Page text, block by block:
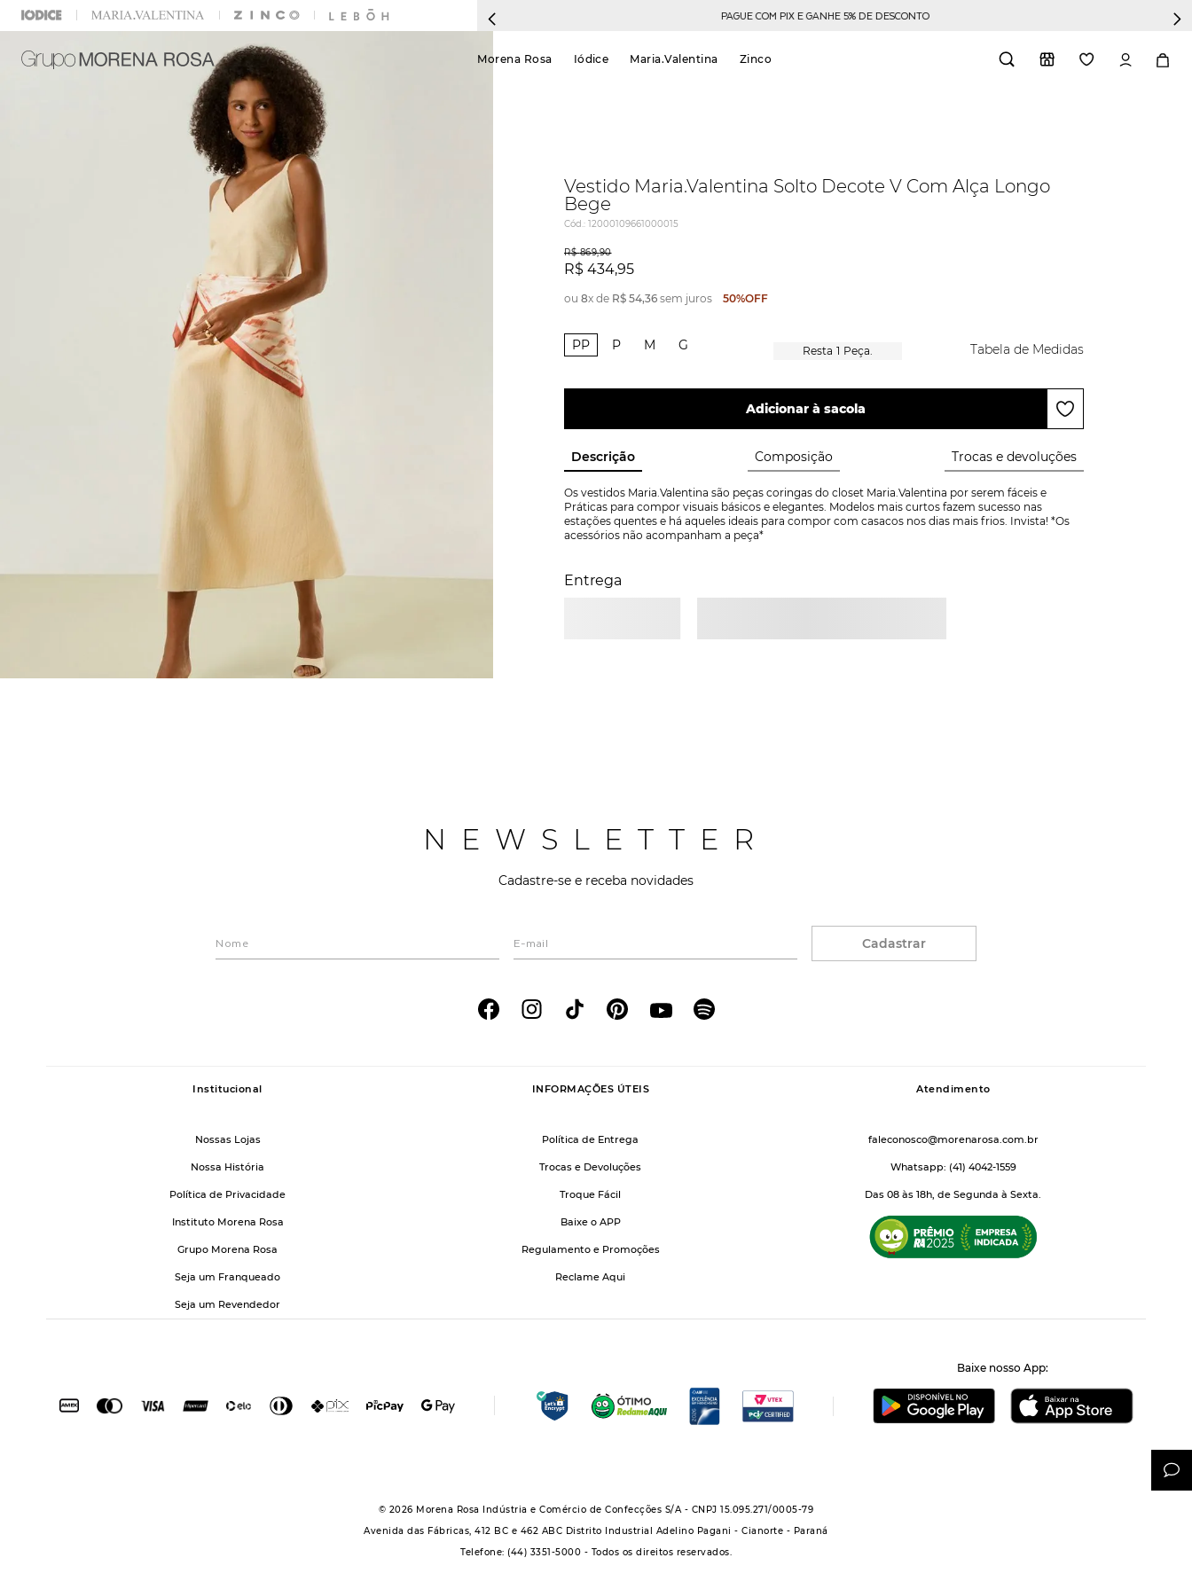
PAGUE COM PIX E GANHE 5% DE DESCONTO NAS
Morena Rosa Iódice Maria.Valentina Zinco
Vestido Maria.Valentina Solto Decote V Com Alça Longo
Bege
Cód.: 12000109661000015
R$ 869,90
R$ 434,95
ou 8x de R$ 54,36 sem juros 50%OFF
PP P M G 1 Peça. Tabela de Medidas
Adicionar à sacola
Descrição Composição Trocas e devoluções
Os vestidos Maria.Valentina são peças coringas do closet Maria.Valentina por serem fáceis e
Práticas para compor visuais básicos e elegantes. Modelos mais curtos fazem sucesso nas
estações quentes e há aqueles ideais para compor com casacos nos dias mais frios. Invista! *Os
acessórios não acompanham a peça*
Entrega
NEWSLETTER
Cadastre-se e receba novidades
Cadastrar
Institucional
Nossas Lojas
Nossa História
Política de Privacidade
Instituto Morena Rosa
Grupo Morena Rosa
Seja um Franqueado
Seja um Revendedor
INFORMAÇÕES ÚTEIS
Política de Entrega
Trocas e Devoluções
Troque Fácil
Baixe o APP
Regulamento e Promoções
Reclame Aqui
Atendimento
faleconosco@morenarosa.com.br
Whatsapp: (41) 4042-1559
Das 08 às 18h, de Segunda à Sexta.
Baixe nosso App:
© 2026 Morena Rosa Indústria e Comércio de Confecções S/A - CNPJ 15.095.271/0005-79
Avenida das Fábricas, 412 BC e 462 ABC Distrito Industrial Adelino Pagani - Cianorte - Paraná
Telefone: (44) 3351-5000 - Todos os direitos reservados.